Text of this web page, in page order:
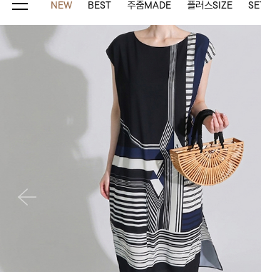
NEW BEST 주줌MADE 플러스SIZE